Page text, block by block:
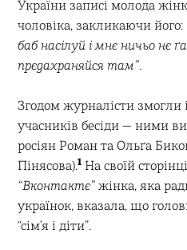
України записі молода
чоловіка, закликаючи його:
баб насілуй і мнє ничьо нє
прєдахраняйся там”.
Згодом журналісти змогли
учасників бесіди — ними
росіян Роман та Ольґа
Пінясова).1 На своїй
“Вконтактє”жінка, яка
українок, вказала, що
“сім’я і діти”.